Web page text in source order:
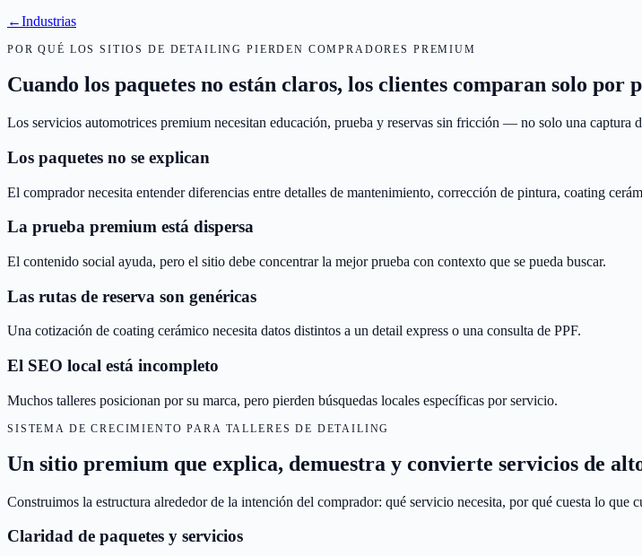
←Industrias
POR QUÉ LOS SITIOS DE DETAILING PIERDEN COMPRADORES PREMIUM
Cuando los paquetes no están claros, los clientes comparan solo por
Los servicios automotrices premium necesitan educación, prueba y reservas sin fricción — no solo una captura
Los paquetes no se explican
El comprador necesita entender diferencias entre detalles de mantenimiento, corrección de pintura, coating
La prueba premium está dispersa
El contenido social ayuda, pero el sitio debe concentrar la mejor prueba con contexto que se pueda buscar.
Las rutas de reserva son genéricas
Una cotización de coating cerámico necesita datos distintos a un detail express o una consulta de PPF.
El SEO local está incompleto
Muchos talleres posicionan por su marca, pero pierden búsquedas locales específicas por servicio.
SISTEMA DE CRECIMIENTO PARA TALLERES DE DETAILING
Un sitio premium que explica, demuestra y convierte servicios de
Construimos la estructura alrededor de la intención del comprador: qué servicio necesita, por qué cuesta lo que
Claridad de paquetes y servicios